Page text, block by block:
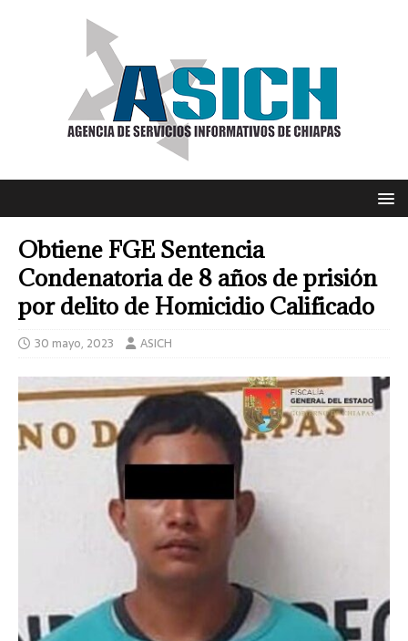
Obtiene FGE Sentencia
Condenatoria de 8 años de prisión
por delito de Homicidio Calificado
30 mayo, 2023 ASICH